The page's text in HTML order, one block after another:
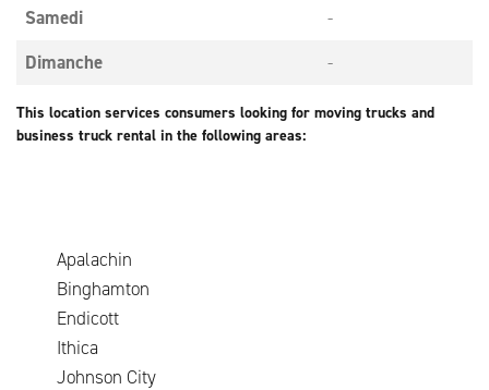
Samedi
-
Dimanche
-
This location services consumers looking for moving trucks and
business truck rental in the following areas:
Apalachin
Binghamton
Endicott
Ithica
Johnson City